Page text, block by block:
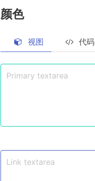
颜色
视图 代码